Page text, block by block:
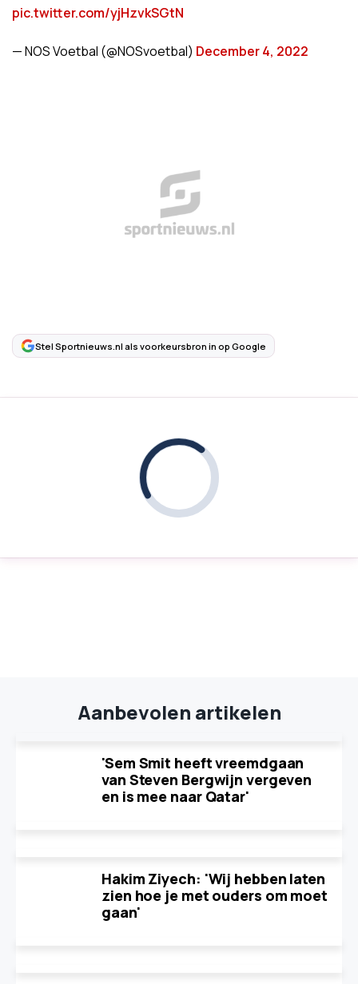
pic.twitter.com/yjHzvkSGtN
— NOS Voetbal (@NOSvoetbal) December 4, 2022
Stel Sportnieuws.nl als voorkeursbron in op Google
Aanbevolen artikelen
'Sem Smit heeft vreemdgaan
van Steven Bergwijn vergeven
en is mee naar Qatar'
Hakim Ziyech: 'Wij hebben laten
zien hoe je met ouders om moet
gaan'